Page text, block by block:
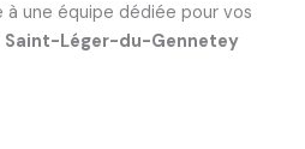
une équipe dédiée pour vos
Saint-Léger-du-Gennetey